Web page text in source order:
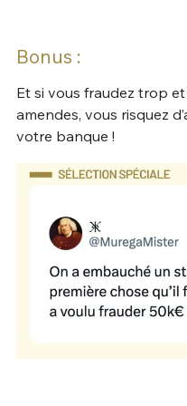
Bonus :
Et si vous fraudez trop
amendes, vous risquez
votre banque !